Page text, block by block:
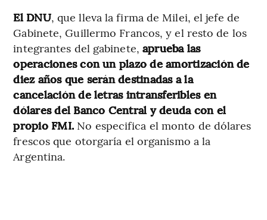
El DNU, que lleva la firma de Milei, el jefe de
Gabinete, Guillermo Francos, y el resto de los
integrantes del gabinete, aprueba las
operaciones con un plazo de amortización de
diez años que serán destinadas a la
cancelación de letras intransferibles en
dólares del Banco Central y deuda con el
propio FMI. No especifica el monto de dólares
frescos que otorgaría el organismo a la
Argentina.